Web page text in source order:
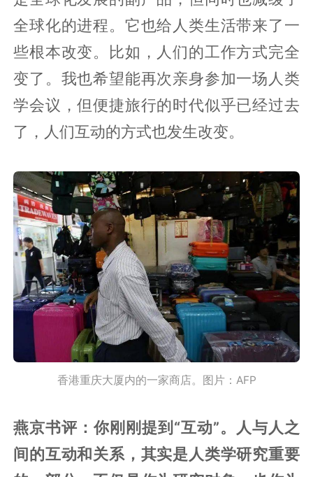
全球化的进程。它也给人类生活带来了一
些根本改变。比如，人们的工作方式完全
变了。我也希望能再次亲身参加一场人类
学会议，但便捷旅行的时代似乎已经过去
了，人们互动的方式也发生改变。
香港重庆大厦内的一家商店。图片：AFP
燕京书评：你刚刚提到“互动”。人与人之
间的互动和关系，其实是人类学研究重要